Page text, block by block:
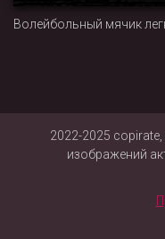
Волейбольный мячик
2022-2025
изображений